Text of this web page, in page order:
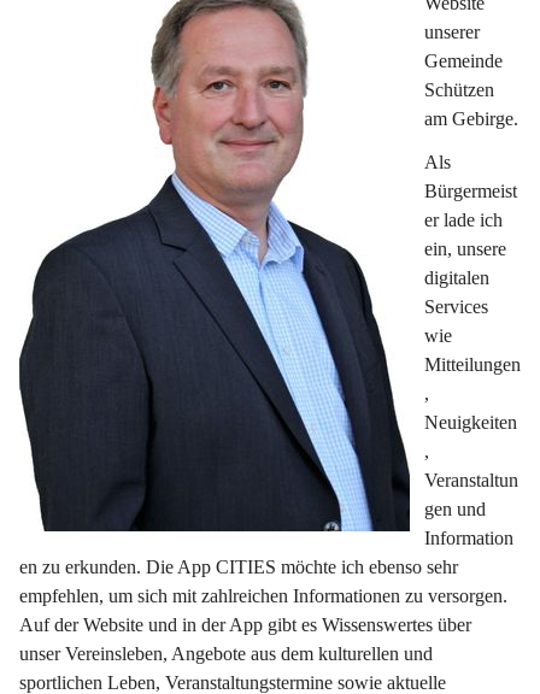
unserer
Gemeinde
Schützen
am Gebirge.
Als
Bürgermeist
er lade ich
ein, unsere
digitalen
Services
wie
Mitteilungen
,
Neuigkeiten
,
Veranstaltun
gen und
Information
en zu erkunden. Die App CITIES möchte ich ebenso sehr
empfehlen, um sich mit zahlreichen Informationen zu versorgen.
Auf der Website und in der App gibt es Wissenswertes über
unser Vereinsleben, Angebote aus dem kulturellen und
sportlichen Leben, Veranstaltungstermine sowie aktuelle